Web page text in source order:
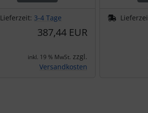
Lieferzeit: 3-4 Tage
387,44 EUR
inkl. 19 % MwSt. zzgl.
Versandkosten